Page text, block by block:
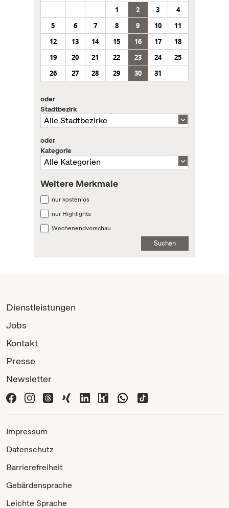
1
2 3
4
5
6 7 8 9 10
11
12
13 14 15 16 17
18
19
20 21 22 23 24
25
26
27 28 29 30 31
oder
Stadtbezirk
oder
Kategorie
Weitere Merkmale
nur kostenlos
nur Highlights
Wochenendvorschau
Suchen
Dienstleistungen
Jobs
Kontakt
Presse
Newsletter
Impressum
Datenschutz
Barrierefreiheit
Gebärdensprache
Leichte Sprache